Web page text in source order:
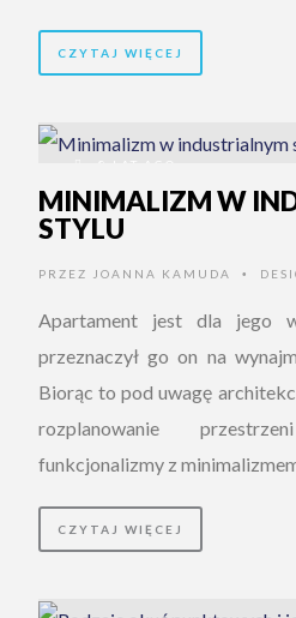
CZYTAJ WIĘCEJ
8 LAT AGO
MINIMALIZM W
STYLU
PRZEZ JOANNA KAMUDA •
Apartament jest dla jego
przeznaczył go on na
Biorąc to pod uwagę
rozplanowanie
funkcjonalizmy z
CZYTAJ WIĘCEJ